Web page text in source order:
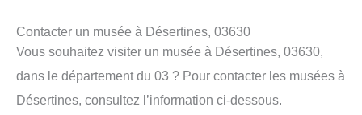
Contacter un musée à Désertines, 03630
Vous souhaitez visiter un musée à Désertines, 03630,
dans le département du 03 ? Pour contacter les musées à
Désertines, consultez l’information ci-dessous.